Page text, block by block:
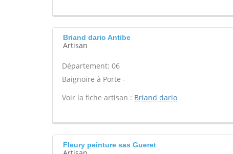
Briand dario Antibe
Artisan
Département: 06
Baignoire à Porte -
Voir la fiche artisan : Briand dario
Fleury peinture sas Gueret